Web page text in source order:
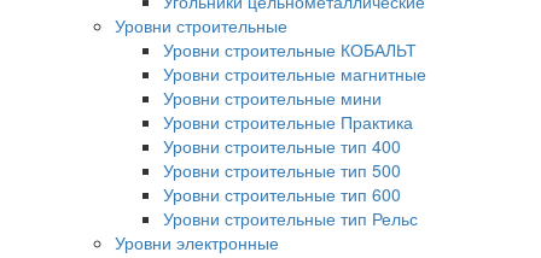
Уровни строительные
Уровни строительные КОБАЛЬТ
Уровни строительные магнитные
Уровни строительные мини
Уровни строительные Практика
Уровни строительные тип 400
Уровни строительные тип 500
Уровни строительные тип 600
Уровни строительные тип Рельс
Уровни электронные